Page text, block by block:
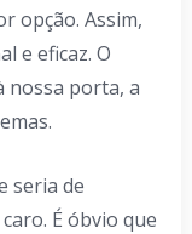
opção. Assim,
e eficaz. O
nossa porta, a
seria de
É óbvio que